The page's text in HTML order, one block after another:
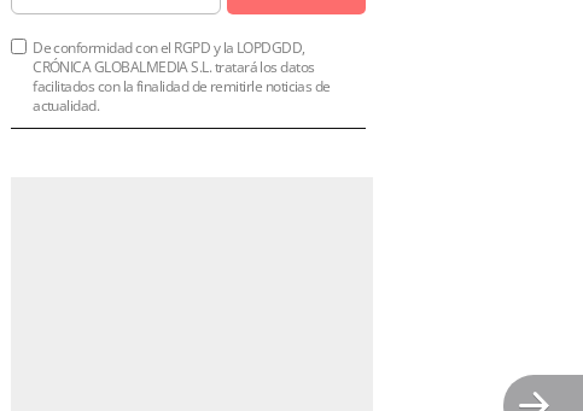
De conformidad con el RGPD y la LOPDGDD,
CRÓNICA GLOBALMEDIA S.L. tratará los datos
facilitados con la finalidad de remitirle noticias de
actualidad.